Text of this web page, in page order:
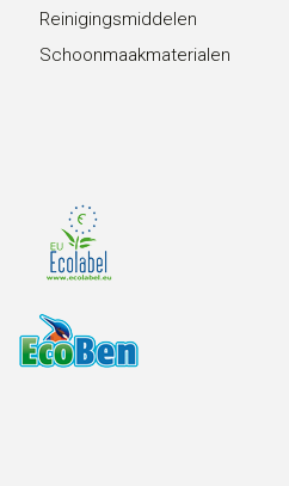
Reinigingsmiddelen
Schoonmaakmaterialen